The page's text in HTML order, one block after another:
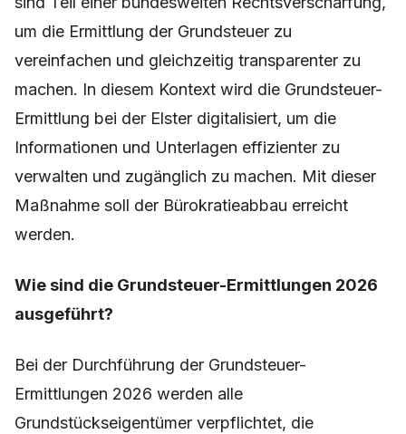
um die Ermittlung der Grundsteuer zu
vereinfachen und gleichzeitig transparenter zu
machen. In diesem Kontext wird die Grundsteuer-
Ermittlung bei der Elster digitalisiert, um die
Informationen und Unterlagen effizienter zu
verwalten und zugänglich zu machen. Mit dieser
Maßnahme soll der Bürokratieabbau erreicht
werden.
Wie sind die Grundsteuer-Ermittlungen 2026
ausgeführt?
Bei der Durchführung der Grundsteuer-
Ermittlungen 2026 werden alle
Grundstückseigentümer verpflichtet, die